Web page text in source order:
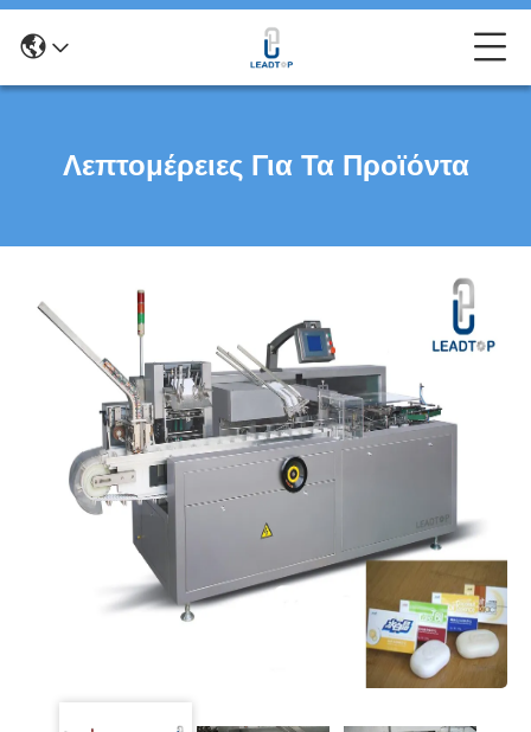
Λεπτομέρειες Για Τα Προϊόντα